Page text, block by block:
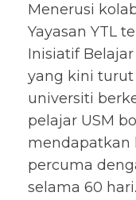
Menerusi
Yayasan YTL
Inisiatif
yang kini
universiti
pelajar USM
mendapatkan
percuma
selama 60